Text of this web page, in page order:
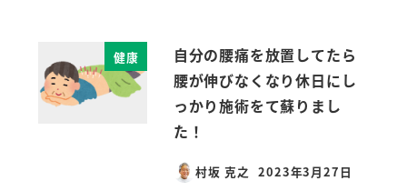
健康
自分の腰痛を放置してたら
腰が伸びなくなり休日にし
っかり施術をて蘇りまし
た！
村坂 克之
投稿日
2023年3月27日